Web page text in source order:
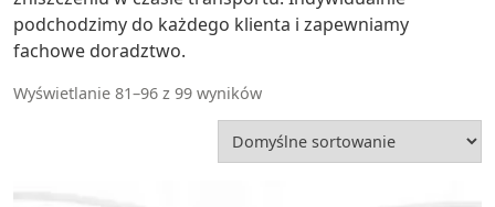
podchodzimy do każdego klienta i zapewniamy
fachowe doradztwo.
Wyświetlanie 81–96 z 99 wyników